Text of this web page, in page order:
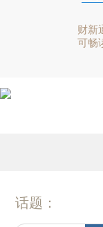
财新
可畅
话题：